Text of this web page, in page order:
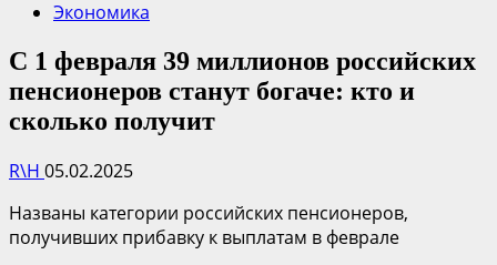
Экономика
С 1 февраля 39 миллионов российских
пенсионеров станут богаче: кто и
сколько получит
R\H 05.02.2025
Названы категории российских пенсионеров,
получивших прибавку к выплатам в феврале